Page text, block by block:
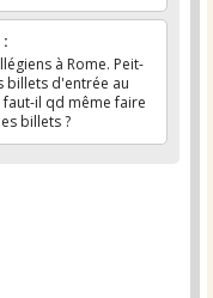
:
à Rome. Peit-
billets d'entrée au
faut-il qd même faire
billets ?